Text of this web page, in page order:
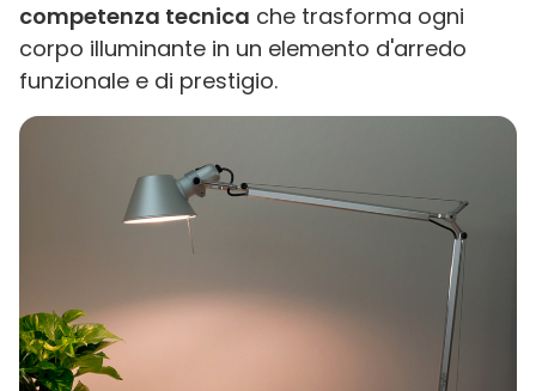
competenza tecnica che trasforma ogni
corpo illuminante in un elemento d'arredo
funzionale e di prestigio.